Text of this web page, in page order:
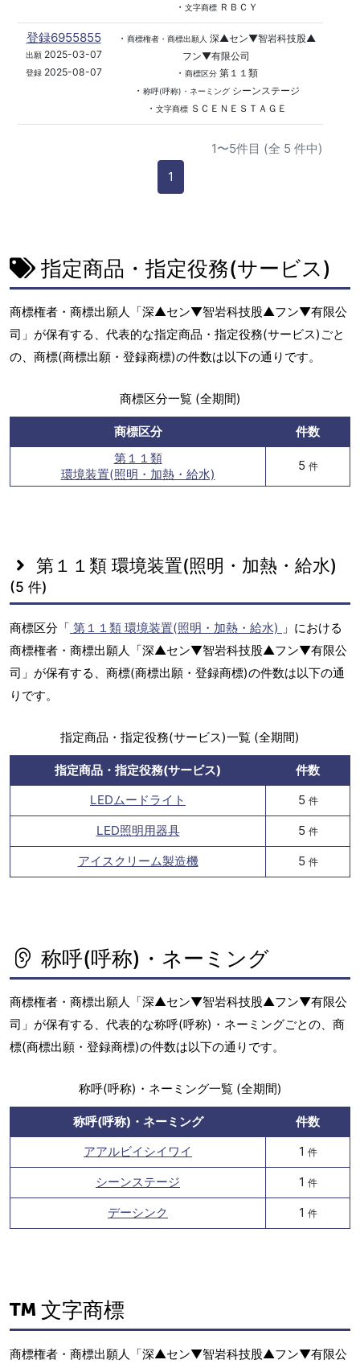
・ 文字商標ＲＢＣＹ
登録6955855
出願2025-03-07
登録2025-08-07
・ 商標権者・商標出願人 深▲セン▼智岩科技股▲
フン▼有限公司
・ 商標区分第１１類
・ 称呼(呼称)・ネーミングシーンステージ
・ 文字商標ＳＣＥＮＥＳＴＡＧＥ
1〜5件目 (全 5 件中)
1
指定商品・指定役務(サービス)
商標権者・商標出願人「深▲セン▼智岩科技股▲フン▼有限公
司」が保有する、代表的な指定商品・指定役務(サービス)ごと
の、商標(商標出願・登録商標)の件数は以下の通りです。
商標区分一覧 (全期間)
商標区分
件数
第１１類
環境装置(照明・加熱・給水)
5 件
第１１類 環境装置(照明・加熱・給水)
(5 件)
商標区分「 第１１類 環境装置(照明・加熱・給水) 」における
商標権者・商標出願人「深▲セン▼智岩科技股▲フン▼有限公
司」が保有する、商標(商標出願・登録商標)の件数は以下の通
りです。
指定商品・指定役務(サービス)一覧 (全期間)
指定商品・指定役務(サービス)
件数
LEDムードライト
5 件
LED照明用器具 5 件
アイスクリーム製造機 5 件
称呼(呼称)・ネーミング
商標権者・商標出願人「深▲セン▼智岩科技股▲フン▼有限公
司」が保有する、代表的な称呼(呼称)・ネーミングごとの、商
標(商標出願・登録商標)の件数は以下の通りです。
称呼(呼称)・ネーミング一覧 (全期間)
称呼(呼称)・ネーミング
件数
アアルビイシイワイ
1 件
シーンステージ 1 件
デーシンク 1 件
文字商標
商標権者・商標出願人「深▲セン▼智岩科技股▲フン▼有限公